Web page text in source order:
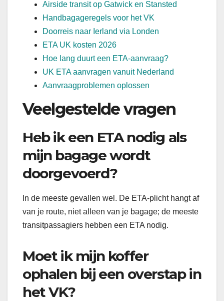
Airside transit op Gatwick en Stansted
Handbagageregels voor het VK
Doorreis naar Ierland via Londen
ETA UK kosten 2026
Hoe lang duurt een ETA-aanvraag?
UK ETA aanvragen vanuit Nederland
Aanvraagproblemen oplossen
Veelgestelde vragen
Heb ik een ETA nodig als
mijn bagage wordt
doorgevoerd?
In de meeste gevallen wel. De ETA-plicht hangt af
van je route, niet alleen van je bagage; de meeste
transitpassagiers hebben een ETA nodig.
Moet ik mijn koffer
ophalen bij een overstap in
het VK?